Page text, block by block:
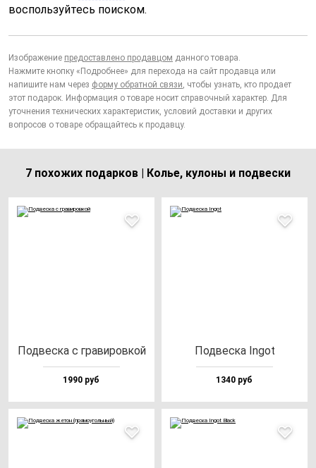
воспользуйтесь поиском.
Изображение предоставлено продавцом данного товара.
Нажмите кнопку «Подробнее» для перехода на сайт продавца или
напишите нам через форму обратной связи, чтобы узнать, кто продает
этот подарок. Информация о товаре носит справочный характер. Для
уточнения технических характеристик, условий доставки и других
вопросов о товаре обращайтесь к продавцу.
7 похожих подарков | Колье, кулоны и подвески
Под­вес­ка с гра­ви­ров­кой
1990 руб
Под­вес­ка Ingot
1340 руб